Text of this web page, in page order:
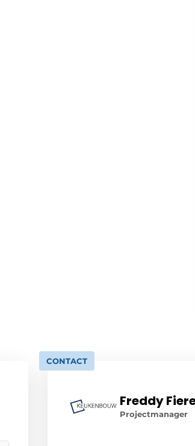
CONTACT
Freddy
Projectmanager